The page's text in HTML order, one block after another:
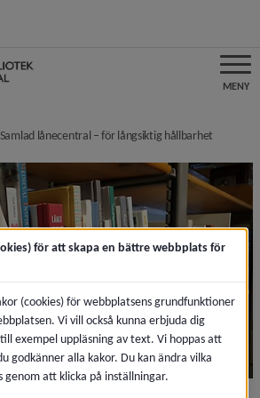
MENY
i brödsmulenavigeringen
Samlad lånecentral – för långsiktig hållbarhetnivå i
för att skapa en bättre webbplats för
(cookies) för webbplatsens grundfunktioner
Vi vill också kunna erbjuda dig
exempel uppläsning av text. Vi hoppas att
godkänner alla kakor. Du kan ändra vilka
genom att klicka på inställningar.